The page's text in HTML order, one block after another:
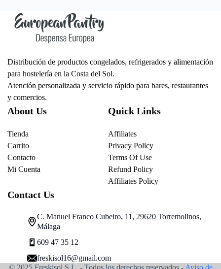
Distribución de productos congelados, refrigerados y alimentación
para hostelería en la Costa del Sol.
Atención personalizada y servicio rápido para bares, restaurantes
y comercios.
About Us
Tienda
Carrito
Contacto
Mi Cuenta
Quick Links
Affiliates
Privacy Policy
Terms Of Use
Refund Policy
Affiliates Policy
Contact Us
C. Manuel Franco Cubeiro, 11, 29620 Torremolinos,
Málaga
609 47 35 12
freskisol16@gmail.com
© 2025 Freskisol S.L. - Todos los derechos reservados.- Aviso de